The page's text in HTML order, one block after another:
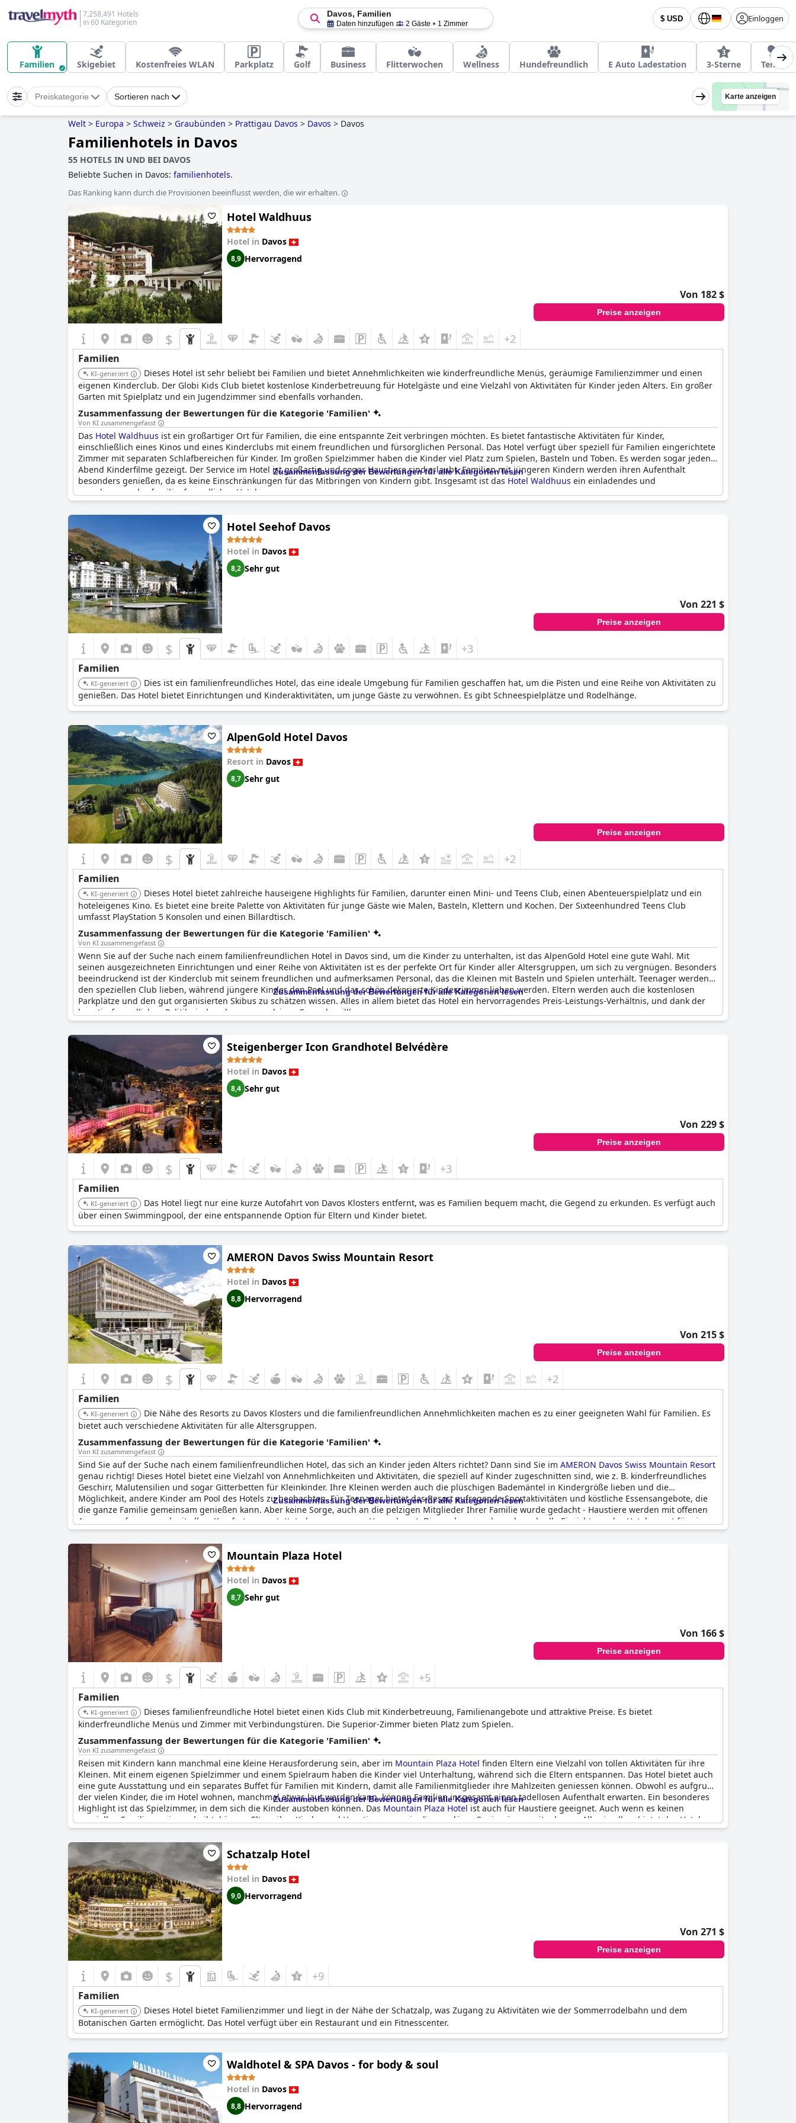
7,258,491 Hotels
in 60 Kategorien
$ USD Einloggen
Davos, Familien
Daten hinzufügen 2 Gäste 1 Zimmer
Familien Skigebiet Kostenfreies WLAN Parkplatz Golf Business Flitterwochen Wellness Hundefreundlich E Auto Ladestation 3-Sterne Tennis
Preiskategorie Sortieren nach Karte anzeigen
Welt > Europa > Schweiz > Graubünden > Prattigau Davos > Davos > Davos
Familienhotels in Davos
55 HOTELS IN UND BEI DAVOS
Beliebte Suchen in Davos: familienhotels.
Das Ranking kann durch die Provisionen beeinflusst werden, die wir erhalten.
Hotel Waldhuus
Hotel in Davos
8,9 Hervorragend
Von 182 $
Preise anzeigen
$ +2
Familien
KI-generiert
Dieses Hotel ist sehr beliebt bei Familien und bietet Annehmlichkeiten wie kinderfreundliche Menüs, geräumige Familienzimmer und einen
eigenen Kinderclub. Der Globi Kids Club bietet kostenlose Kinderbetreuung für Hotelgäste und eine Vielzahl von Aktivitäten für Kinder jeden Alters. Ein großer
Garten mit Spielplatz und ein Jugendzimmer sind ebenfalls vorhanden.
Zusammenfassung der Bewertungen für die Kategorie 'Familien'
Von KI zusammengefasst
Das Hotel Waldhuus ist ein großartiger Ort für Familien, die eine entspannte Zeit verbringen möchten. Es bietet fantastische Aktivitäten für Kinder,
einschließlich eines Kinos und eines Kinderclubs mit einem freundlichen und fürsorglichen Personal. Das Hotel verfügt über speziell für Familien eingerichtete
Zimmer mit separaten Schlafbereichen für Kinder. Im großen Spielzimmer haben die Kinder viel Platz zum Spielen, Basteln und Toben. Es werden sogar jeden
Abend Kinderfilme gezeigt. Der Service im Hotel ist großartig und sogar Haustiere sind erlaubt. Familien mit jüngeren Kindern werden ihren Aufenthalt
besonders genießen, da es keine Einschränkungen für das Mitbringen von Kindern gibt. Insgesamt ist das Hotel Waldhuus ein einladendes und
zuvorkommendes familienfreundliches Hotel.
Zusammenfassung der Bewertungen für alle Kategorien lesen
Hotel Seehof Davos
Hotel in Davos
8,2 Sehr gut
Von 221 $
Preise anzeigen
$ +3
Familien
KI-generiert
Dies ist ein familienfreundliches Hotel, das eine ideale Umgebung für Familien geschaffen hat, um die Pisten und eine Reihe von Aktivitäten zu
genießen. Das Hotel bietet Einrichtungen und Kinderaktivitäten, um junge Gäste zu verwöhnen. Es gibt Schneespielplätze und Rodelhänge.
AlpenGold Hotel Davos
Resort in Davos
8,7 Sehr gut
Preise anzeigen
$ +2
Familien
KI-generiert
Dieses Hotel bietet zahlreiche hauseigene Highlights für Familien, darunter einen Mini- und Teens Club, einen Abenteuerspielplatz und ein
hoteleigenes Kino. Es bietet eine breite Palette von Aktivitäten für junge Gäste wie Malen, Basteln, Klettern und Kochen. Der Sixteenhundred Teens Club
umfasst PlayStation 5 Konsolen und einen Billardtisch.
Zusammenfassung der Bewertungen für die Kategorie 'Familien'
Von KI zusammengefasst
Wenn Sie auf der Suche nach einem familienfreundlichen Hotel in Davos sind, um die Kinder zu unterhalten, ist das AlpenGold Hotel eine gute Wahl. Mit
seinen ausgezeichneten Einrichtungen und einer Reihe von Aktivitäten ist es der perfekte Ort für Kinder aller Altersgruppen, um sich zu vergnügen. Besonders
beeindruckend ist der Kinderclub mit seinem freundlichen und aufmerksamen Personal, das die Kleinen mit Basteln und Spielen unterhält. Teenager werden
den speziellen Club lieben, während jüngere Kinder den Pool und das schön dekorierte Kinderzimmer lieben werden. Eltern werden auch die kostenlosen
Parkplätze und den gut organisierten Skibus zu schätzen wissen. Alles in allem bietet das Hotel ein hervorragendes Preis-Leistungs-Verhältnis, und dank der
haustierfreundlichen Politik sind auch unsere pelzigen Freunde willkommen.
Zusammenfassung der Bewertungen für alle Kategorien lesen
Steigenberger Icon Grandhotel Belvédère
Hotel in Davos
8,4 Sehr gut
Von 229 $
Preise anzeigen
$ +3
Familien
KI-generiert
Das Hotel liegt nur eine kurze Autofahrt von Davos Klosters entfernt, was es Familien bequem macht, die Gegend zu erkunden. Es verfügt auch
über einen Swimmingpool, der eine entspannende Option für Eltern und Kinder bietet.
AMERON Davos Swiss Mountain Resort
Hotel in Davos
8,8 Hervorragend
Von 215 $
Preise anzeigen
$ +2
Familien
KI-generiert
Die Nähe des Resorts zu Davos Klosters und die familienfreundlichen Annehmlichkeiten machen es zu einer geeigneten Wahl für Familien. Es
bietet auch verschiedene Aktivitäten für alle Altersgruppen.
Zusammenfassung der Bewertungen für die Kategorie 'Familien'
Von KI zusammengefasst
Sind Sie auf der Suche nach einem familienfreundlichen Hotel, das sich an Kinder jeden Alters richtet? Dann sind Sie im AMERON Davos Swiss Mountain Resort
genau richtig! Dieses Hotel bietet eine Vielzahl von Annehmlichkeiten und Aktivitäten, die speziell auf Kinder zugeschnitten sind, wie z. B. kinderfreundliches
Geschirr, Malutensilien und sogar Gitterbetten für Kleinkinder. Ihre Kleinen werden auch die plüschigen Bademäntel in Kindergröße lieben und die
Möglichkeit, andere Kinder am Pool des Hotels zu beobachten. Für Teenager bietet das Resort aufregende Sportaktivitäten und köstliche Essensangebote, die
die ganze Familie gemeinsam genießen kann. Aber keine Sorge, auch an die pelzigen Mitglieder Ihrer Familie wurde gedacht - Haustiere werden mit offenen
Armen empfangen und mit allem Komfort ausgestattet, den man von zu Hause kennt. Die moderne und geschmackvolle Einrichtung des Hotels sorgt für eine
gemütliche und einladende Atmosphäre, während das freundliche und zuvorkommende Personal dafür sorgt, dass man sich um alle Ihre Bedürfnisse
kümmert. Und da jedes Zimmer über einen Balkon verfügt, können Sie die atemberaubende Aussicht auf Davos geniessen, während Sie sich in Ihrem eigenen
privaten Raum entspannen. Buchen Sie noch heute Ihren Aufenthalt und erleben Sie den perfekten Familienurlaub in den Schweizer Alpen!
Zusammenfassung der Bewertungen für alle Kategorien lesen
Mountain Plaza Hotel
Hotel in Davos
8,7 Sehr gut
Von 166 $
Preise anzeigen
$ +5
Familien
KI-generiert
Dieses familienfreundliche Hotel bietet einen Kids Club mit Kinderbetreuung, Familienangebote und attraktive Preise. Es bietet
kinderfreundliche Menüs und Zimmer mit Verbindungstüren. Die Superior-Zimmer bieten Platz zum Spielen.
Zusammenfassung der Bewertungen für die Kategorie 'Familien'
Von KI zusammengefasst
Reisen mit Kindern kann manchmal eine kleine Herausforderung sein, aber im Mountain Plaza Hotel finden Eltern eine Vielzahl von tollen Aktivitäten für ihre
Kleinen. Mit einem eigenen Spielzimmer und einem Spielraum haben die Kinder viel Unterhaltung, während sich die Eltern entspannen. Das Hotel bietet auch
eine gute Ausstattung und ein separates Buffet für Familien mit Kindern, damit alle Familienmitglieder ihre Mahlzeiten geniessen können. Obwohl es aufgrund
der vielen Kinder, die im Hotel wohnen, manchmal etwas laut werden kann, können Familien insgesamt einen tadellosen Aufenthalt erwarten. Ein besonderes
Highlight ist das Spielzimmer, in dem sich die Kinder austoben können. Das Mountain Plaza Hotel ist auch für Haustiere geeignet. Auch wenn es keinen
speziellen Familienspeisesaal gibt, können Eltern ihre Kinder und Haustiere gerne in die regulären Speiseräume mitnehmen. Alles in allem bietet das Hotel
eine großartige Erfahrung für Familien, die einen stressfreien Urlaub suchen.
Zusammenfassung der Bewertungen für alle Kategorien lesen
Schatzalp Hotel
Hotel in Davos
9,0 Hervorragend
Von 271 $
Preise anzeigen
$ +9
Familien
KI-generiert
Dieses Hotel bietet Familienzimmer und liegt in der Nähe der Schatzalp, was Zugang zu Aktivitäten wie der Sommerrodelbahn und dem
Botanischen Garten ermöglicht. Das Hotel verfügt über ein Restaurant und ein Fitnesscenter.
Waldhotel & SPA Davos - for body & soul
Hotel in Davos
8,8 Hervorragend